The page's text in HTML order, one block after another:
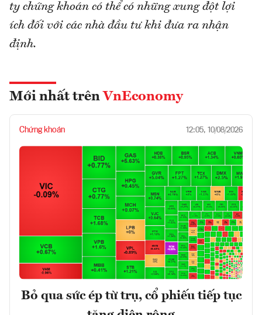
ty chứng khoán có thể có những xung đột lợi
ích đối với các nhà đầu tư khi đưa ra nhận
định.
Mới nhất trên VnEconomy
Chứng khoán 12:05, 10/08/2026
Bỏ qua sức ép từ trụ, cổ phiếu tiếp tục